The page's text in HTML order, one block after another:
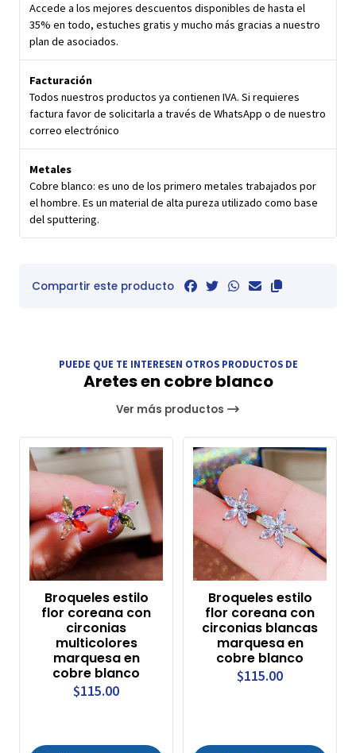
Accede a los mejores descuentos disponibles de hasta el
35% en todo, estuches gratis y mucho más gracias a nuestro
plan de asociados.
Facturación
Todos nuestros productos ya contienen IVA. Si requieres
factura favor de solicitarla a través de WhatsApp o de nuestro
correo electrónico
Metales
Cobre blanco: es uno de los primero metales trabajados por
el hombre. Es un material de alta pureza utilizado como base
del sputtering.
Compartir este producto
PUEDE QUE TE INTERESEN OTROS PRODUCTOS DE
Aretes en cobre blanco
Ver más productos
Broqueles estilo
flor coreana con
circonias
multicolores
marquesa en
cobre blanco
$115.00
Broqueles estilo
flor coreana con
circonias blancas
marquesa en
cobre blanco
$115.00